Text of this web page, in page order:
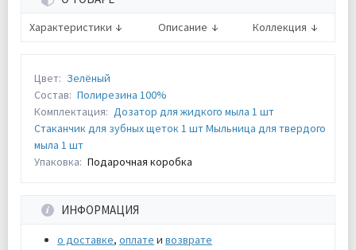
Характеристики Описание Коллекция
Цвет: Зелёный
Состав: Полирезина 100%
Комплектация: Дозатор для жидкого мыла 1 шт
Стаканчик для зубных щеток 1 шт Мыльница для твердого
мыла 1 шт
Упаковка: Подарочная коробка
ИНФОРМАЦИЯ
о доставке, оплате и возврате